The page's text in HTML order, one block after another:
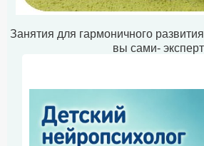
Занятия для гармоничного
вы сами-